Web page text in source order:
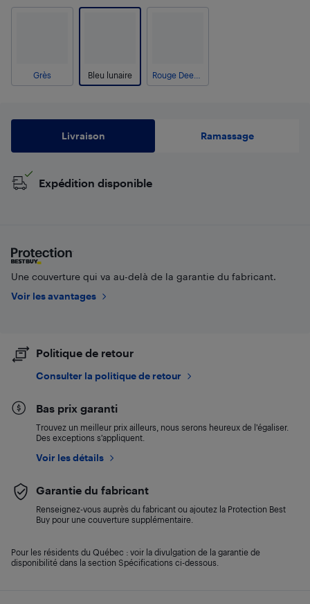
Grès Bleu lunaire
Livraison Ramassage
Expédition disponible
Une couverture qui va au-delà de la garantie du fabricant.
Voir les avantages
Politique de retour
Consulter la politique de retour
Bas prix garanti
Trouvez un meilleur prix ailleurs, nous serons heureux de l’égaliser.
Des exceptions s’appliquent.
Voir les détails
Garantie du fabricant
Renseignez-vous auprès du fabricant ou ajoutez la Protection Best
Buy pour une couverture supplémentaire.
Pour les résidents du Québec : voir la divulgation de la garantie de
disponibilité dans la section Spécifications ci-dessous.